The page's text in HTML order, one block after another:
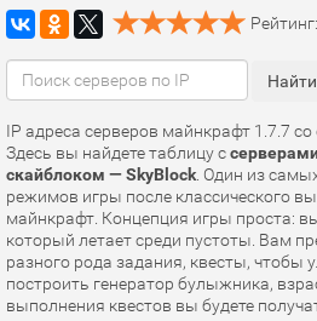
Рейтинг:
IP адреса серверов майнкрафт 1.7.7
Здесь вы найдете таблицу с
скайблоком — SkyBlock . Один из
режимов игры после классического
майнкрафт. Концепция игры проста:
который летает среди пустоты. Вам
разного рода задания, квесты, чтобы
построить генератор булыжника,
выполнения квестов вы будете